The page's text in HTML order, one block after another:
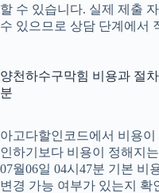
할 수 있습니다. 실제 제출
수 있으므로 상담 단계에서
양천하수구막힘 비용과 절
분
아고다할인코드에서 비용
인하기보다 비용이 정해지
07월06일 04시47분 기본 비
변경 가능 여부가 있는지 확